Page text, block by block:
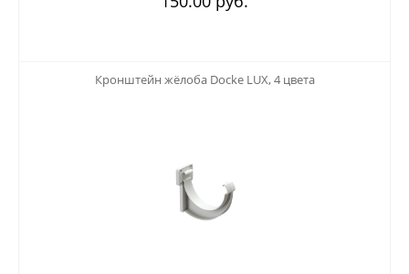
Кронштейн жёлоба Docke LUX, 4 цвета